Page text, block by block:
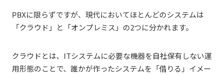
PBXに限らずですが、現代においてほとんどのシステムは
「クラウド」と「オンプレミス」の2つに分かれます。
クラウドとは、ITシステムに必要な機器を自社保有しない運
用形態のことで、誰かが作ったシステムを「借りる」イメー